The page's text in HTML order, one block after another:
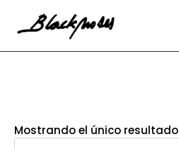
Mostrando el único resultado